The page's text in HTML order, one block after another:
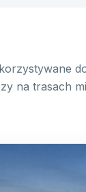
na trasach